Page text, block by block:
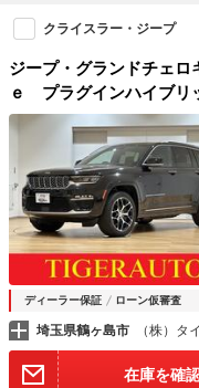
クライスラー・ジープ
ジープ・グランドチェ
ｅ プラグインハイブ
フリーリフトゲート パ
ジ マッキントッシュ
イ アンドロイドオー
ディーラー保証 ローン仮審査
埼玉県鶴ヶ島市 （株）タ
在庫を確